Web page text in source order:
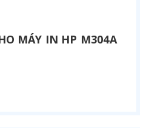
MÁY IN HP M304A